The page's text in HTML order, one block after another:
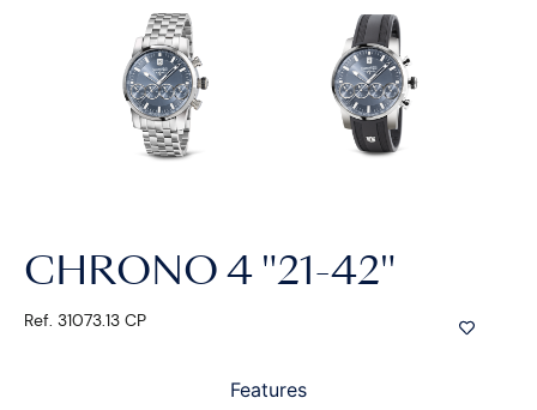
CHRONO 4 "21-42"
Ref. 31073.13 CP
Features